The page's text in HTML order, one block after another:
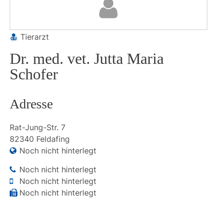
Tierarzt
Dr. med. vet. Jutta Maria
Schofer
Adresse
Rat-Jung-Str. 7
82340 Feldafing
Noch nicht hinterlegt
Noch nicht hinterlegt
Noch nicht hinterlegt
Noch nicht hinterlegt